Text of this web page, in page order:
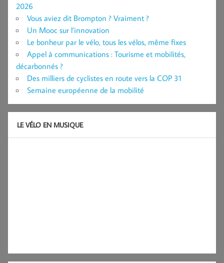
2026
Vous aviez dit Brompton ? Vraiment ?
Un Mooc sur l’innovation
Le bonheur par le vélo, tous les vélos, même fixes
Appel à communications : Tourisme et mobilités,
décarbonnés ?
Des milliers de cyclistes en route vers la COP 31
Semaine européenne de la mobilité
LE VÉLO EN MUSIQUE